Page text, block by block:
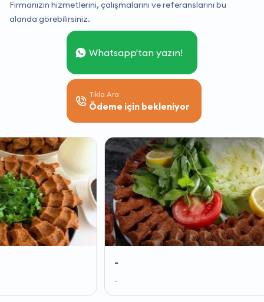
Firmanızın hizmetlerini, çalışmalarını ve referanslarını bu
alanda görebilirsiniz.
Whatsapp'tan yazın!
Tıkla Ara
Ödeme için bekleniyor